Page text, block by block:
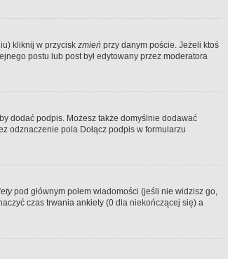
kliknij w przycisk zmień przy danym poście. Jeżeli ktoś
postu lub post był edytowany przez moderatora
dodać podpis. Możesz także domyślnie dodawać
odznaczenie pola Dołącz podpis w formularzu
pod głównym polem wiadomości (jeśli nie widzisz go,
czas trwania ankiety (0 dla niekończącej się) a